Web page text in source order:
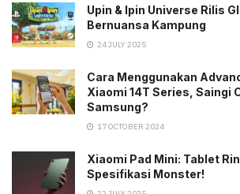
Upin & Ipin Universe Rilis
Bernuansa Kampung
24 JULY 2025
Cara Menggunakan
Xiaomi 14T Series, Saingi
Samsung?
17 OCTOBER 2024
Xiaomi Pad Mini: Tablet
Spesifikasi Monster!